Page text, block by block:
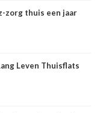
zorg thuis een jaar
Leven Thuisflats